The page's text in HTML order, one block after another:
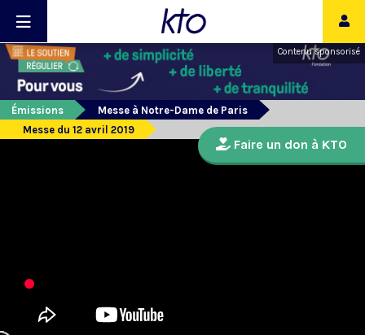
Contenu sponsorisé
Émissions
Messe à Notre-Dame de Paris
Messe du 12 avril 2019
Faire un don à KTO